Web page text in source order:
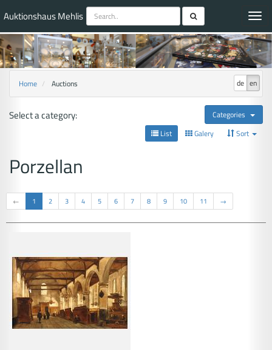
Auktionshaus Mehlis
de en
Home Auctions
Categories
Select a category:
List Galery Sort
Porzellan
← 1 2 3 4 5 6 7 8 9 10 11 →